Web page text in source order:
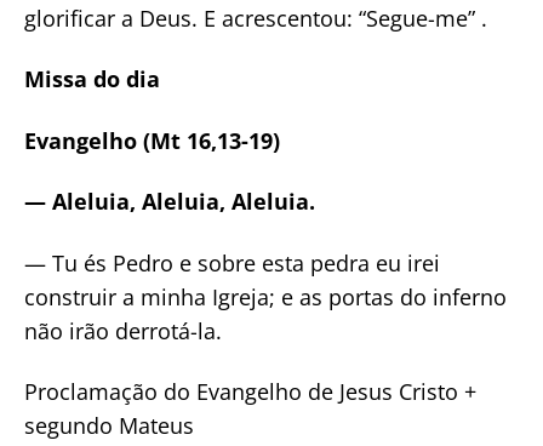
glorificar a Deus. E acrescentou: “Segue-me” .
Missa do dia
Evangelho (Mt 16,13-19)
— Aleluia, Aleluia, Aleluia.
— Tu és Pedro e sobre esta pedra eu irei
construir a minha Igreja; e as portas do inferno
não irão derrotá-la.
Proclamação do Evangelho de Jesus Cristo +
segundo Mateus